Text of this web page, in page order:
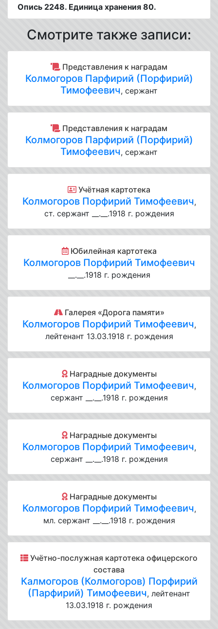
Опись 2248. Единица хранения 80.
Смотрите также записи:
Представления к наградам
Колмогоров Парфирий (Порфирий)
Тимофеевич, сержант
Представления к наградам
Колмогоров Парфирий (Порфирий)
Тимофеевич, сержант
Учётная картотека
Колмогоров Порфирий Тимофеевич,
ст. сержант __.__.1918 г. рождения
Юбилейная картотека
Колмогоров Порфирий Тимофеевич
__.__.1918 г. рождения
Галерея «Дорога памяти»
Колмогоров Порфирий Тимофеевич,
лейтенант 13.03.1918 г. рождения
Наградные документы
Колмогоров Порфирий Тимофеевич,
сержант __.__.1918 г. рождения
Наградные документы
Колмогоров Порфирий Тимофеевич,
сержант __.__.1918 г. рождения
Наградные документы
Колмогоров Порфирий Тимофеевич,
мл. сержант __.__.1918 г. рождения
Учётно-послужная картотека офицерского
состава
Калмогоров (Колмогоров) Порфирий
(Парфирий) Тимофеевич, лейтенант
13.03.1918 г. рождения